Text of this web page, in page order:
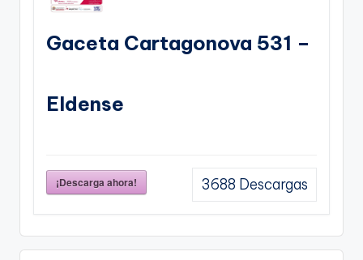
Gaceta Cartagonova 531 –
Eldense
¡Descarga ahora! 3688 Descargas